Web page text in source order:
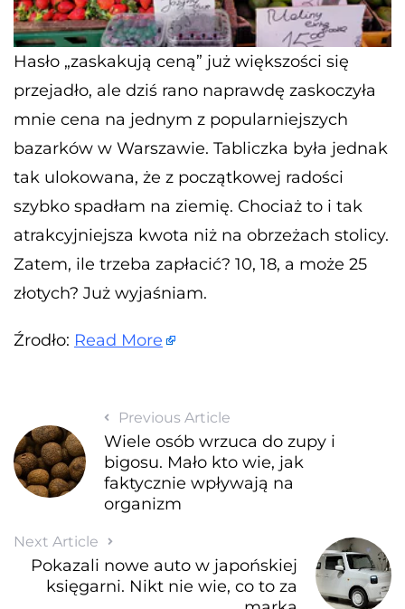
Hasło „zaskakują ceną” już większości się
przejadło, ale dziś rano naprawdę zaskoczyła
mnie cena na jednym z popularniejszych
bazarków w Warszawie. Tabliczka była jednak
tak ulokowana, że z początkowej radości
szybko spadłam na ziemię. Chociaż to i tak
atrakcyjniejsza kwota niż na obrzeżach stolicy.
Zatem, ile trzeba zapłacić? 10, 18, a może 25
złotych? Już wyjaśniam.
Źrodło: Read More
Previous Article
Wiele osób wrzuca do zupy i
bigosu. Mało kto wie, jak
faktycznie wpływają na
organizm
Next Article
Pokazali nowe auto w japońskiej
księgarni. Nikt nie wie, co to za